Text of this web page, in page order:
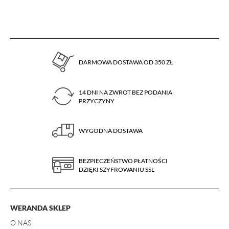
DARMOWA DOSTAWA OD 350 ZŁ
14 DNI NA ZWROT BEZ PODANIA
PRZYCZYNY
WYGODNA DOSTAWA
BEZPIECZEŃSTWO PŁATNOŚCI
DZIĘKI SZYFROWANIU SSL
WERANDA SKLEP
O NAS